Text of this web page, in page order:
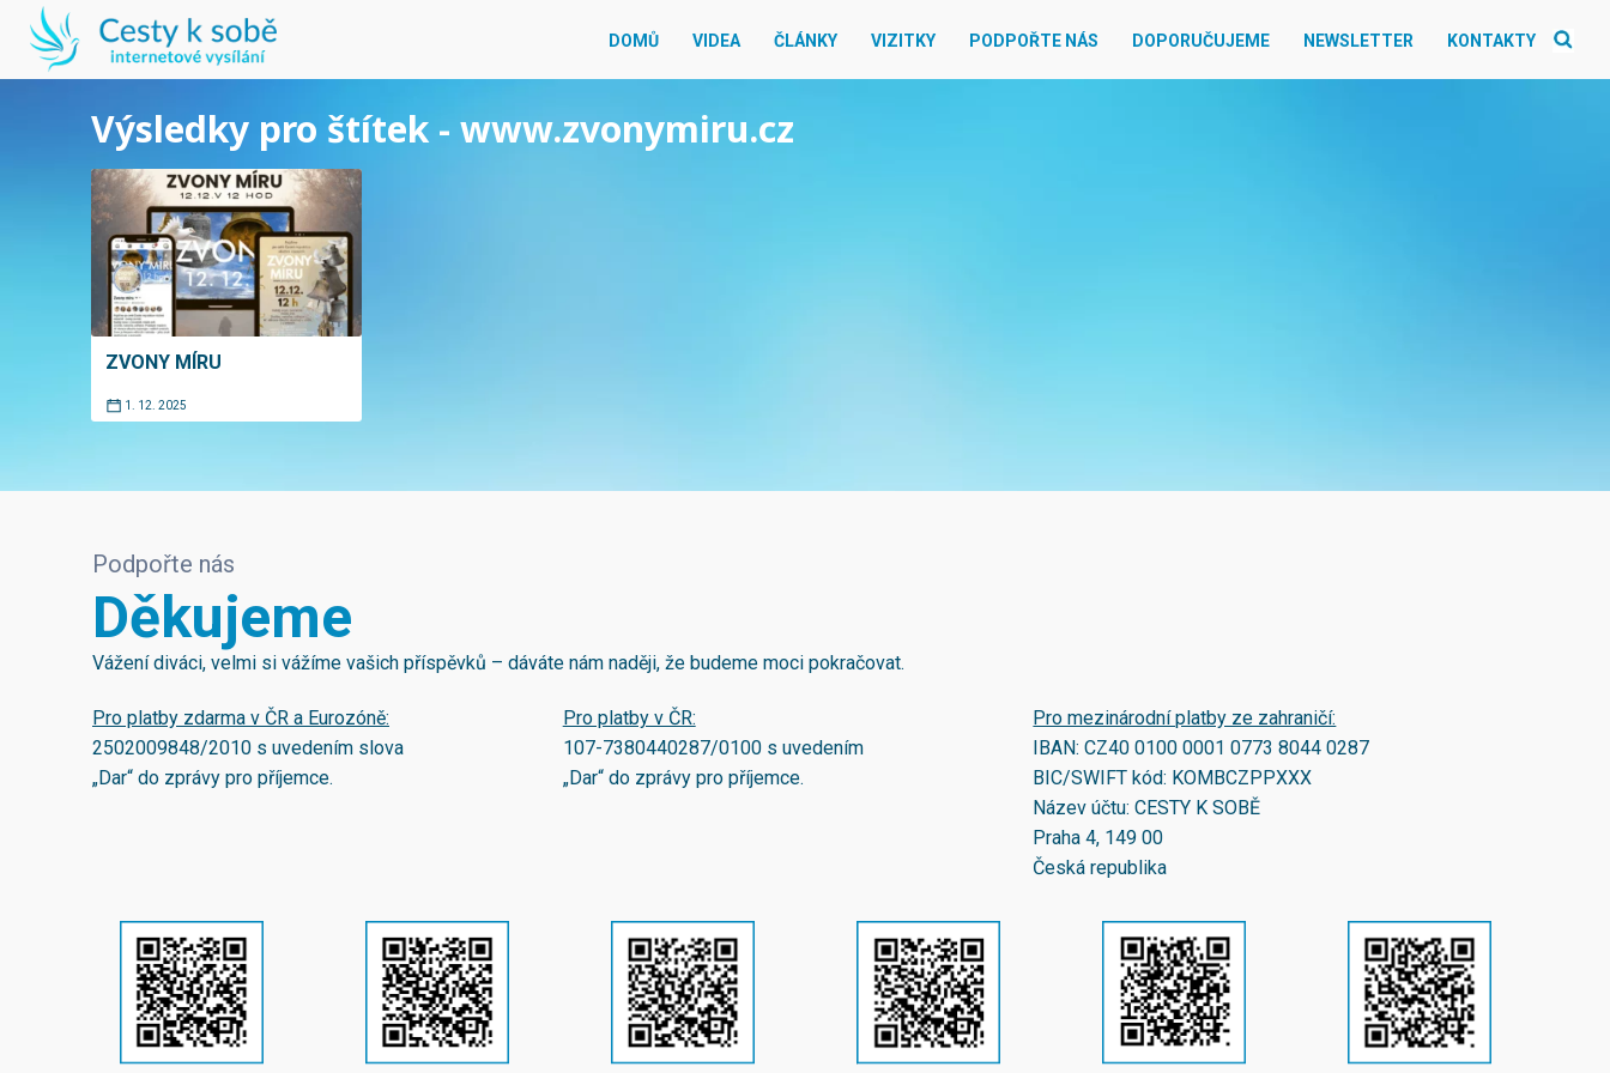
DOMŮ VIDEA ČLÁNKY VIZITKY PODPOŘTE NÁS DOPORUČUJEME NEWSLETTER KONTAKTY
Výsledky pro štítek - www.zvonymiru.cz
ZVONY MÍRU
1. 12. 2025
Podpořte nás
Děkujeme
Vážení diváci, velmi si vážíme vašich příspěvků – dáváte nám naději, že budeme moci pokračovat.
Pro platby zdarma v ČR a Eurozóně:
2502009848/2010 s uvedením slova
„Dar“ do zprávy pro příjemce.
Pro platby v ČR:
107-7380440287/0100s uvedením
„Dar“ do zprávy pro příjemce.
Pro mezinárodní platby ze zahraničí:
IBAN:CZ40 0100 0001 0773 8044 0287
BIC/SWIFT kód: KOMBCZPPXXX
Název účtu: CESTY K SOBĚ
Praha 4, 149 00
Česká republika